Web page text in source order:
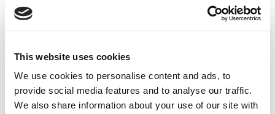
This website uses cookies
We use cookies to personalise content and ads, to
provide social media features and to analyse our traffic.
We also share information about your use of our site with
Svartlackerad Zink/Magnesium